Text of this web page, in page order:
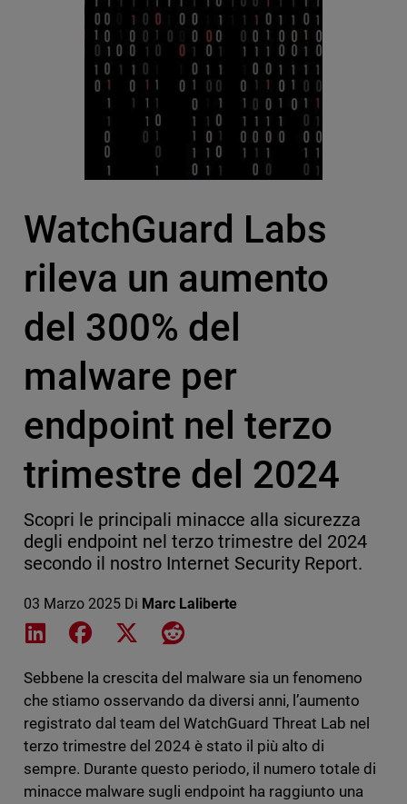
WatchGuard Labs
rileva un aumento
del 300% del
malware per
endpoint nel terzo
trimestre del 2024
Scopri le principali minacce alla sicurezza
degli endpoint nel terzo trimestre del 2024
secondo il nostro Internet Security Report.
03 Marzo 2025 Di Marc Laliberte
Share on LinkedIn
Share on Facebook
Share on XShare on Reddit
Sebbene la crescita del malware sia un fenomeno
che stiamo osservando da diversi anni, l’aumento
registrato dal team del WatchGuard Threat Lab nel
terzo trimestre del 2024 è stato il più alto di
sempre. Durante questo periodo, il numero totale di
minacce malware sugli endpoint ha raggiunto una